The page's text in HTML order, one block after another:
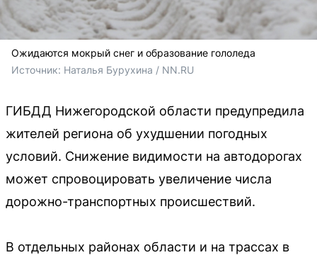
Ожидаются мокрый снег и образование гололеда
Источник: Наталья Бурухина / NN.RU
ГИБДД Нижегородской области предупредила
жителей региона об ухудшении погодных
условий. Снижение видимости на автодорогах
может спровоцировать увеличение числа
дорожно-транспортных происшествий.
В отдельных районах области и на трассах в